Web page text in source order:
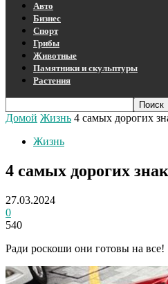
Авто
Бизнес
Спорт
Грибы
Животные
Памятники и скульптуры
Растения
Домой Жизнь 4 самых дорогих
Жизнь
4 самых дорогих
27.03.2024
0
540
Ради роскоши они готовы на все!